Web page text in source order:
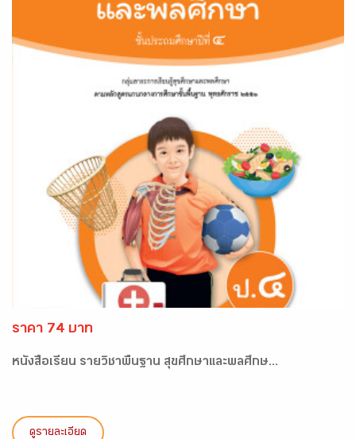
ราคา 74 บาท
หนังสือเรียน รายวิชาพื้นฐาน สุขศึกษาและพลศึกษ...
ดูรายละเอียด